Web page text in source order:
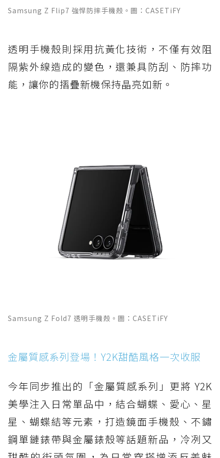
Samsung Z Flip7 強悍防摔手機殼。圖：CASETiFY
透明手機殼則採用抗黃化技術，不僅有效阻
隔紫外線造成的變色，還兼具防刮、防摔功
能，讓你的摺疊新機保持晶亮如新。
Samsung Z Fold7 透明手機殼。圖：CASETiFY
金屬質感系列登場！Y2K甜酷風格一次收服
今年同步推出的「金屬質感系列」更將 Y2K
美學注入日常單品中，結合蝴蝶、愛心、星
星、蝴蝶結等元素，打造鏡面手機殼、不鏽
鋼單鏈錶帶與金屬錶殼等話題新品，冷冽又